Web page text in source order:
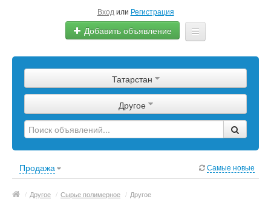
Вход или Регистрация
Добавить объявление
Сырье
Изделия
Оборудование
Татарстан
Другое
Продажа Самые новые
/ Другое / Сырье полимерное / Другое